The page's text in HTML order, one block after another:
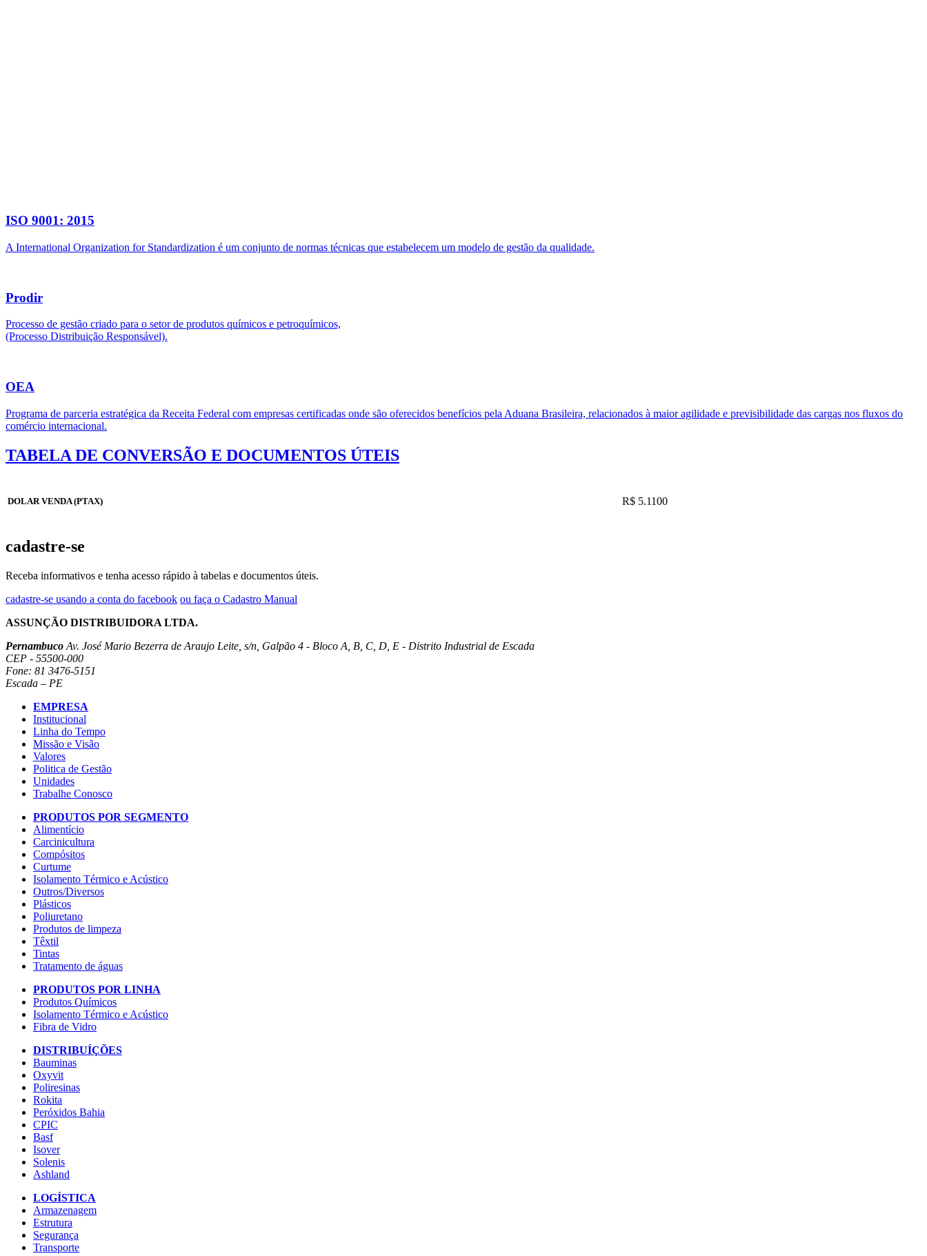
ISO 9001: 2015
A International Organization for Standardization é um conjunto de normas técnicas que estabelecem um modelo de gestão da qualidade.
Prodir
Processo de gestão criado para o setor de produtos químicos e petroquímicos,
(Processo Distribuição Responsável).
OEA
Programa de parceria estratégica da Receita Federal com empresas certificadas onde são oferecidos benefícios pela Aduana Brasileira, relacionados à maior agilidade e previsibilidade das cargas nos fluxos do
comércio internacional.
TABELA DE CONVERSÃO E DOCUMENTOS ÚTEIS
DOLAR VENDA (PTAX) R$ 5.1100
cadastre-se
Receba informativos e tenha acesso rápido à tabelas e documentos úteis.
cadastre-se usando a conta do facebook ou faça o Cadastro Manual
ASSUNÇÃO DISTRIBUIDORA LTDA.
Pernambuco Av. José Mario Bezerra de Araujo Leite, s/n, Galpão 4 - Bloco A, B, C, D, E - Distrito Industrial de Escada
CEP - 55500-000
Fone: 81 3476-5151
Escada – PE
EMPRESA
Institucional
Linha do Tempo
Missão e Visão
Valores
Politica de Gestão
Unidades
Trabalhe Conosco
PRODUTOS POR SEGMENTO
Alimentício
Carcinicultura
Compósitos
Curtume
Isolamento Térmico e Acústico
Outros/Diversos
Plásticos
Poliuretano
Produtos de limpeza
Têxtil
Tintas
Tratamento de águas
PRODUTOS POR LINHA
Produtos Químicos
Isolamento Térmico e Acústico
Fibra de Vidro
DISTRIBUÍÇÕES
Bauminas
Oxyvit
Poliresinas
Rokita
Peróxidos Bahia
CPIC
Basf
Isover
Solenis
Ashland
LOGÍSTICA
Armazenagem
Estrutura
Segurança
Transporte